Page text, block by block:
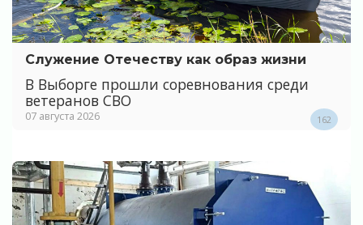
Служение Отечеству как образ жизни
В Выборге прошли соревнования среди
ветеранов СВО
07 августа 2026 162